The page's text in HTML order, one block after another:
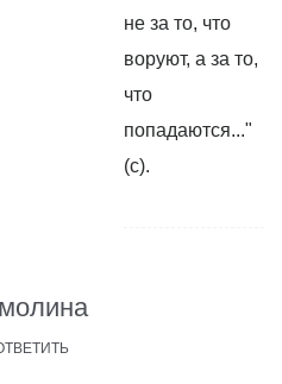
не за то, что
воруют, а за то,
что
попадаются..."
(с).